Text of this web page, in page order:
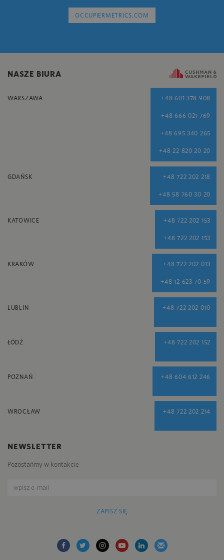
OCCUPIERMETRICS.COM
NASZE BIURA
WARSZAWA +48 601 378 908
+48 666 021 769
+48 695 340 265
+48 22 820 20 20
GDAŃSK +48 722 202 218
+48 58 760 30 20
KATOWICE +48 722 202 153
+48 722 202 153
KRAKÓW +48 722 202 013
+48 12 623 70 59
LUBLIN +48 722 202 010
ŁÓDŹ +48 722 202 152
POZNAŃ +48 604 612 246
WROCŁAW +48 722 202 214
NEWSLETTER
Pozostańmy w kontakcie
ZAPISZ SIĘ